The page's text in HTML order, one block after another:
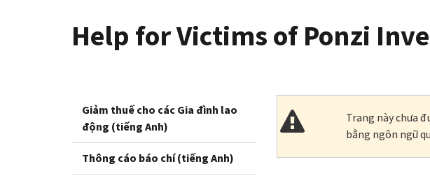
Help for Victims of Ponzi
Giảm thuế cho các Gia đình lao
động (tiếng Anh)
Thông cáo báo chí (tiếng Anh)
Trang này chưa
bằng ngôn ngữ